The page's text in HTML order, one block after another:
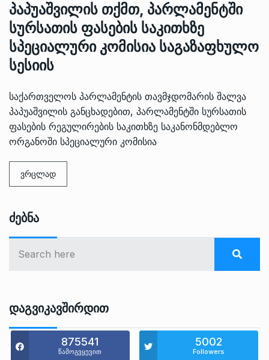
პაპუაშვილის თქმთ, პარლამენტში
სურსათის ფასების საკითხზე
სპეციალური კომისია საგაზაფხულო
სესიის
საქართველოს პარლამენტის თავმჯდომარის შალვა
პაპუაშვილის განცხადებით, პარლამენტში სურსათის
ფასების რეგულირების საკითხზე საკანონმდებლო
ორგანოში სპეციალური კომისია
ვრცლად
Ძებნა
Დაგვიკავშირდით
875541
წამოგვყევით
5002
Followers